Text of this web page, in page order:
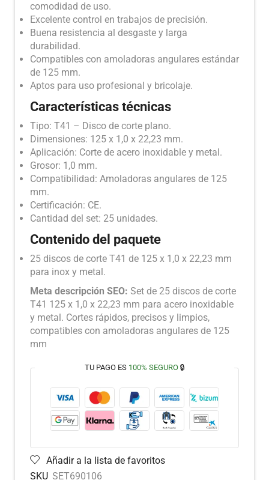
comodidad de uso.
Excelente control en trabajos de precisión.
Buena resistencia al desgaste y larga
durabilidad.
Compatibles con amoladoras angulares estándar
de 125 mm.
Aptos para uso profesional y bricolaje.
Características técnicas
Tipo: T41 – Disco de corte plano.
Dimensiones: 125 x 1,0 x 22,23 mm.
Aplicación: Corte de acero inoxidable y metal.
Grosor: 1,0 mm.
Compatibilidad: Amoladoras angulares de 125
mm.
Certificación: CE.
Cantidad del set: 25 unidades.
Contenido del paquete
25 discos de corte T41 de 125 x 1,0 x 22,23 mm
para inox y metal.
Meta descripción SEO: Set de 25 discos de corte
T41 125 x 1,0 x 22,23 mm para acero inoxidable
y metal. Cortes rápidos, precisos y limpios,
compatibles con amoladoras angulares de 125
mm
TU PAGO ES 100% SEGURO🔒
Añadir a la lista de favoritos
SKU SET690106